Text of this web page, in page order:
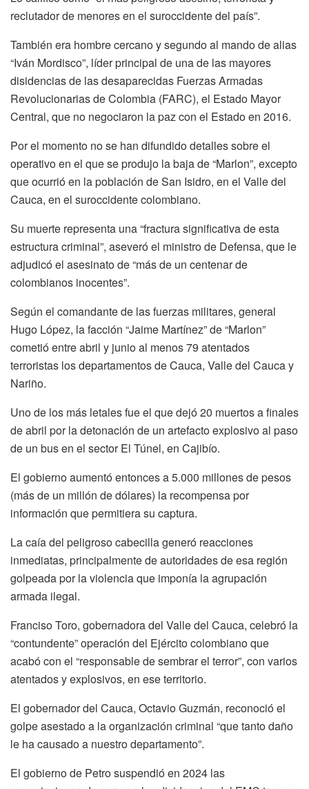
reclutador de menores en el suroccidente del país”.
También era hombre cercano y segundo al mando de alias
“Iván Mordisco”, líder principal de una de las mayores
disidencias de las desaparecidas Fuerzas Armadas
Revolucionarias de Colombia (FARC), el Estado Mayor
Central, que no negociaron la paz con el Estado en 2016.
Por el momento no se han difundido detalles sobre el
operativo en el que se produjo la baja de “Marlon”, excepto
que ocurrió en la población de San Isidro, en el Valle del
Cauca, en el suroccidente colombiano.
Su muerte representa una “fractura significativa de esta
estructura criminal”, aseveró el ministro de Defensa, que le
adjudicó el asesinato de “más de un centenar de
colombianos inocentes”.
Según el comandante de las fuerzas militares, general
Hugo López, la facción “Jaime Martínez” de “Marlon”
cometió entre abril y junio al menos 79 atentados
terroristas los departamentos de Cauca, Valle del Cauca y
Nariño.
Uno de los más letales fue el que dejó 20 muertos a finales
de abril por la detonación de un artefacto explosivo al paso
de un bus en el sector El Túnel, en Cajibío.
El gobierno aumentó entonces a 5.000 millones de pesos
(más de un millón de dólares) la recompensa por
información que permitiera su captura.
La caía del peligroso cabecilla generó reacciones
inmediatas, principalmente de autoridades de esa región
golpeada por la violencia que imponía la agrupación
armada ilegal.
Franciso Toro, gobernadora del Valle del Cauca, celebró la
“contundente” operación del Ejército colombiano que
acabó con el “responsable de sembrar el terror”, con varios
atentados y explosivos, en ese territorio.
El gobernador del Cauca, Octavio Guzmán, reconoció el
golpe asestado a la organización criminal “que tanto daño
le ha causado a nuestro departamento”.
El gobierno de Petro suspendió en 2024 las